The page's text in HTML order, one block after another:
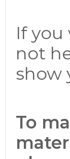
If
not
show
To